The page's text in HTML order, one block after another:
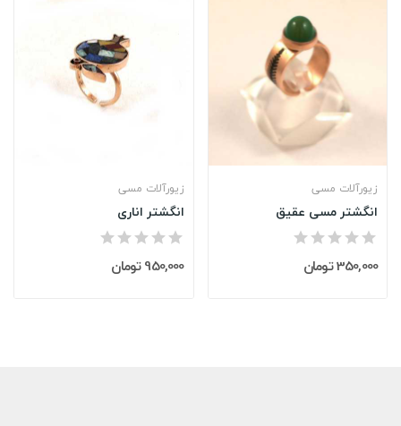
زیورآلات مسی
انگشتر اناری
950,000 تومان
زیورآلات مسی
انگشتر مسی عقیق
350,000 تومان